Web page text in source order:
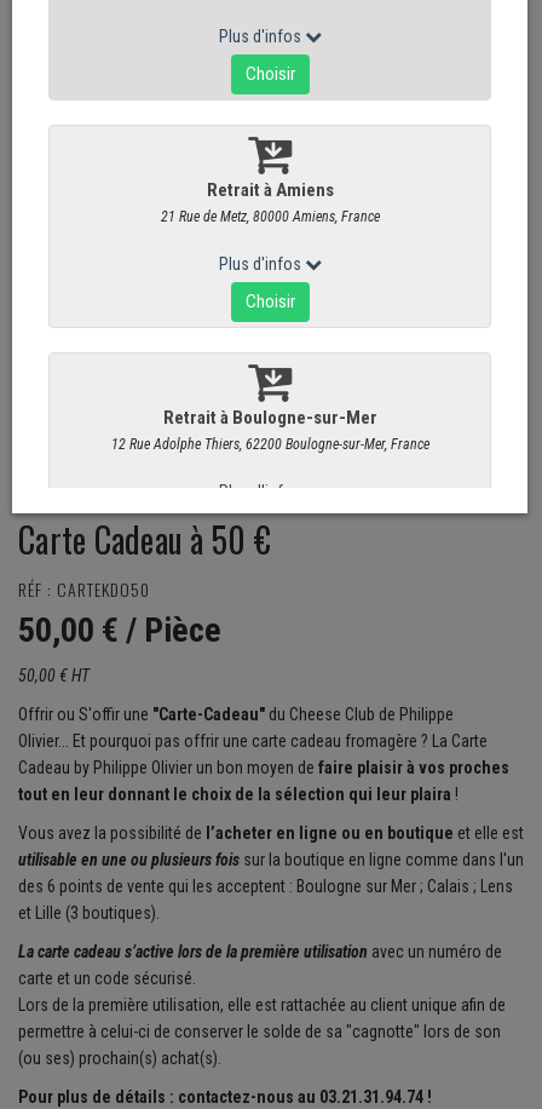
Carte Cadeau à 50 €
RÉF : CARTEKDO50
50,00 € / Pièce
50,00 € HT
Offrir ou S'offir une "Carte-Cadeau" du Cheese Club de Philippe
Olivier... Et pourquoi pas offrir une carte cadeau fromagère ? La Carte
Cadeau by Philippe Olivier un bon moyen de faire plaisir à vos proches
tout en leur donnant le choix de la sélection qui leur plaira !
Vous avez la possibilité de l’acheter en ligne ou en boutique et elle est
utilisable en une ou plusieurs fois sur la boutique en ligne comme dans l'un
des 6 points de vente qui les acceptent : Boulogne sur Mer ; Calais ; Lens
et Lille (3 boutiques).
La carte cadeau s’active lors de la première utilisation avec un numéro de
carte et un code sécurisé.
Lors de la première utilisation, elle est rattachée au client unique afin de
permettre à celui-ci de conserver le solde de sa "cagnotte" lors de son
(ou ses) prochain(s) achat(s).
Pour plus de détails : contactez-nous au 03.21.31.94.74 !